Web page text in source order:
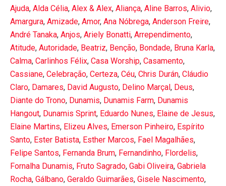
Ajuda, Alda Célia, Alex & Alex, Aliança, Aline Barros, Alivio,
Amargura, Amizade, Amor, Ana Nóbrega, Anderson Freire,
André Tanaka, Anjos, Ariely Bonatti, Arrependimento,
Atitude, Autoridade, Beatriz, Benção, Bondade, Bruna Karla,
Calma, Carlinhos Félix, Casa Worship, Casamento,
Cassiane, Celebração, Certeza, Céu, Chris Durán, Cláudio
Claro, Damares, David Augusto, Delino Marçal, Deus,
Diante do Trono, Dunamis, Dunamis Farm, Dunamis
Hangout, Dunamis Sprint, Eduardo Nunes, Elaine de Jesus,
Elaine Martins, Elizeu Alves, Emerson Pinheiro, Espírito
Santo, Ester Batista, Esther Marcos, Fael Magalhães,
Felipe Santos, Fernanda Brum, Fernandinho, Flordelis,
Fornalha Dunamis, Fruto Sagrado, Gabi Oliveira, Gabriela
Rocha, Gálbano, Geraldo Guimarães, Gisele Nascimento,